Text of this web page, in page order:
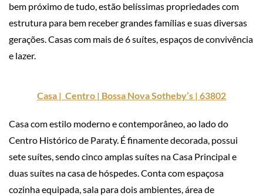
bem próximo de tudo, estão belíssimas propriedades com
estrutura para bem receber grandes famílias e suas diversas
gerações. Casas com mais de 6 suítes, espaços de convivência
e lazer.
Casa | Centro | Bossa Nova Sotheby’s | 63802
Casa com estilo moderno e contemporâneo, ao lado do
Centro Histórico de Paraty. É finamente decorada, possui
sete suítes, sendo cinco amplas suítes na Casa Principal e
duas suítes na casa de hóspedes. Conta com espaçosa
cozinha equipada, sala para dois ambientes, área de